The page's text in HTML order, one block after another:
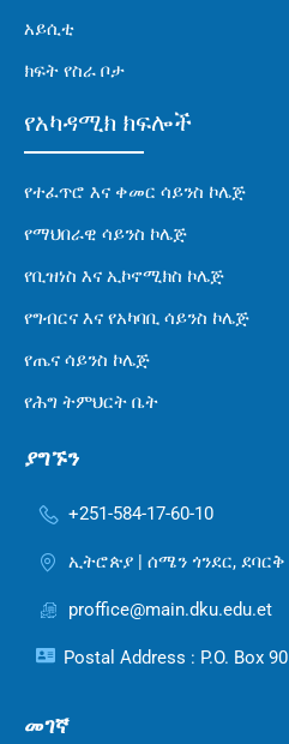
አይሲቲ
ክፍት የስራ ቦታ
የአካዳሚክ ክፍሎች
የተፈጥሮ እና ቀመር ሳይንስ ኮሌጅ
የማህበራዊ ሳይንስ ኮሌጅ
የቢዝነስ እና ኢኮኖሚክስ ኮሌጅ
የግብርና እና የአካባቢ ሳይንስ ኮሌጅ
የጤና ሳይንስ ኮሌጅ
የሕግ ትምህርት ቤት
ያግኙን
+251-584-17-60-10
ኢትሮጵያ | ሰሜን ጎንደር, ደባርቅ
proffice@main.dku.edu.et
Postal Address : P.O. Box 90
መገኛ